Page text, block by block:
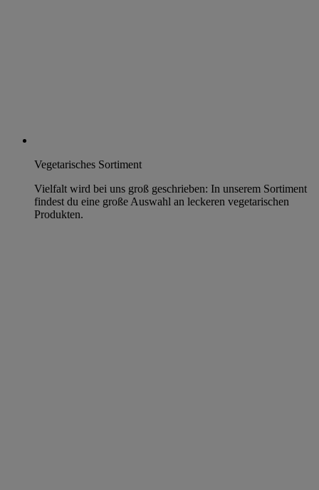
Vegetarisches Sortiment
Vielfalt wird bei uns groß geschrieben: In unserem Sortiment
findest du eine große Auswahl an leckeren vegetarischen
Produkten.